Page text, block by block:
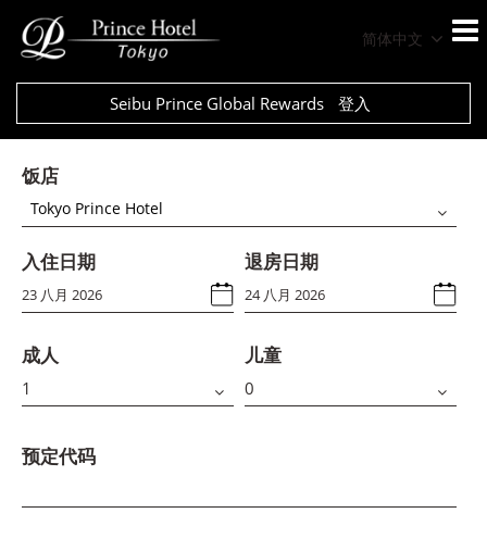
简体中文
Seibu Prince Global Rewards 登入
饭店
Tokyo Prince Hotel
入住日期 退房日期
成人 儿童
预定代码